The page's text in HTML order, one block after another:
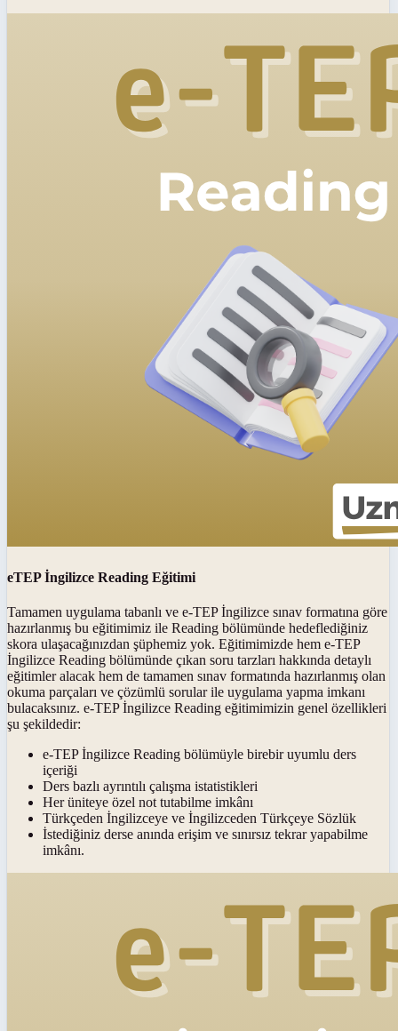
eTEP İngilizce Reading Eğitimi
Tamamen uygulama tabanlı ve e-TEP İngilizce sınav formatına göre
hazırlanmış bu eğitimimiz ile Reading bölümünde hedeflediğiniz
skora ulaşacağınızdan şüphemiz yok. Eğitimimizde hem e-TEP
İngilizce Reading bölümünde çıkan soru tarzları hakkında detaylı
eğitimler alacak hem de tamamen sınav formatında hazırlanmış olan
okuma parçaları ve çözümlü sorular ile uygulama yapma imkanı
bulacaksınız. e-TEP İngilizce Reading eğitimimizin genel özellikleri
şu şekildedir:
e-TEP İngilizce Reading bölümüyle birebir uyumlu ders
içeriği
Ders bazlı ayrıntılı çalışma istatistikleri
Her üniteye özel not tutabilme imkânı
Türkçeden İngilizceye ve İngilizceden Türkçeye Sözlük
İstediğiniz derse anında erişim ve sınırsız tekrar yapabilme
imkânı.